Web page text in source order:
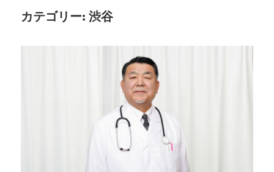
ま
す。
信
カテゴリー: 渋谷